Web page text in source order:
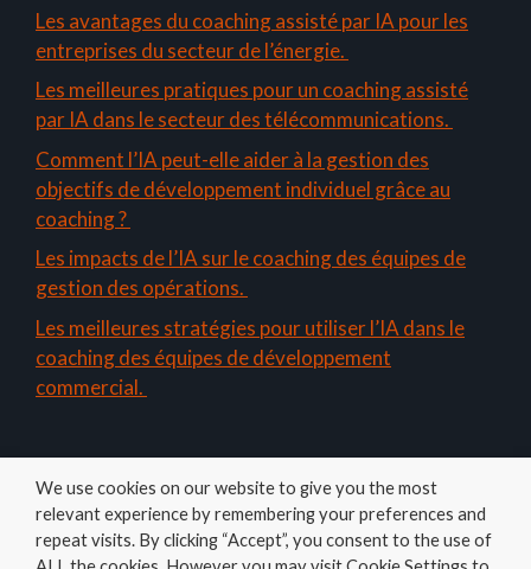
Les avantages du coaching assisté par IA pour les
entreprises du secteur de l’énergie.
Les meilleures pratiques pour un coaching assisté
par IA dans le secteur des télécommunications.
Comment l’IA peut-elle aider à la gestion des
objectifs de développement individuel grâce au
coaching ?
Les impacts de l’IA sur le coaching des équipes de
gestion des opérations.
Les meilleures stratégies pour utiliser l’IA dans le
coaching des équipes de développement
commercial.
We use cookies on our website to give you the most
relevant experience by remembering your preferences and
repeat visits. By clicking “Accept”, you consent to the use of